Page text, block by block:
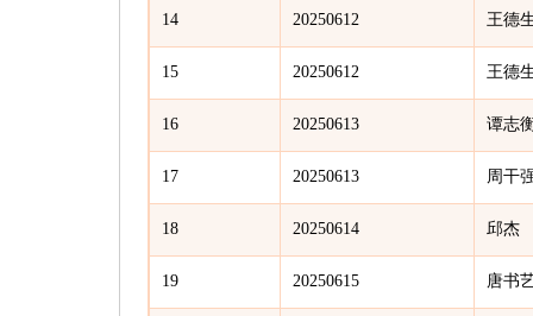
14 20250612 王德
15 20250612 王德
16 20250613 谭志
17 20250613 周干
18 20250614 邱杰
19 20250615 唐书